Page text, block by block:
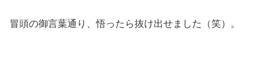
冒頭の御言葉通り、悟ったら抜け出せました（笑）。